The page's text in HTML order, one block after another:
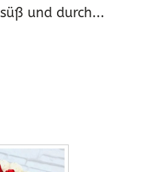
und durch...